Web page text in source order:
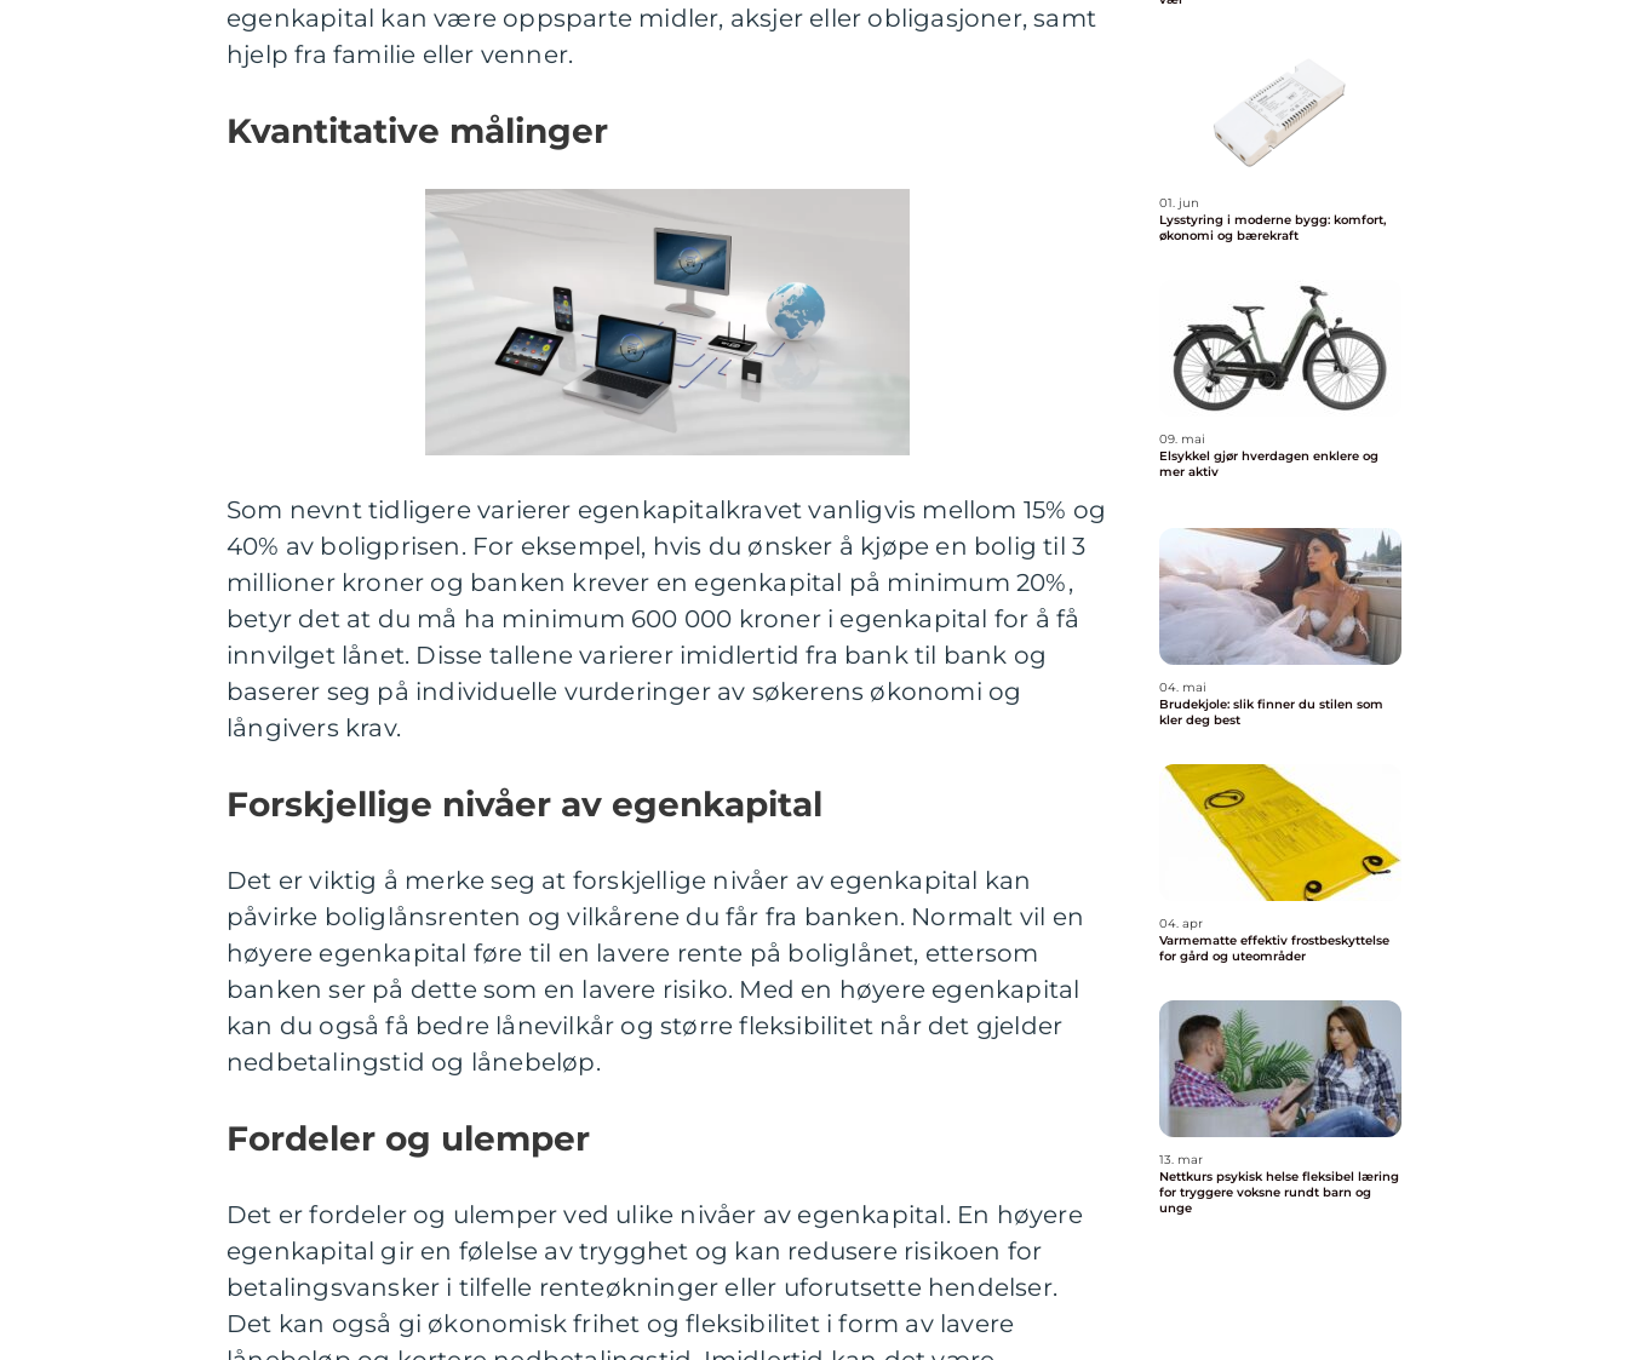
egenkapital kan være oppsparte midler, aksjer eller obligasjoner, samt
hjelp fra familie eller venner.
Kvantitative målinger
Som nevnt tidligere varierer egenkapitalkravet vanligvis mellom 15% og
40% av boligprisen. For eksempel, hvis du ønsker å kjøpe en bolig til 3
millioner kroner og banken krever en egenkapital på minimum 20%,
betyr det at du må ha minimum 600 000 kroner i egenkapital for å få
innvilget lånet. Disse tallene varierer imidlertid fra bank til bank og
baserer seg på individuelle vurderinger av søkerens økonomi og
långivers krav.
Forskjellige nivåer av egenkapital
Det er viktig å merke seg at forskjellige nivåer av egenkapital kan
påvirke boliglånsrenten og vilkårene du får fra banken. Normalt vil en
høyere egenkapital føre til en lavere rente på boliglånet, ettersom
banken ser på dette som en lavere risiko. Med en høyere egenkapital
kan du også få bedre lånevilkår og større fleksibilitet når det gjelder
nedbetalingstid og lånebeløp.
Fordeler og ulemper
Det er fordeler og ulemper ved ulike nivåer av egenkapital. En høyere
egenkapital gir en følelse av trygghet og kan redusere risikoen for
betalingsvansker i tilfelle renteøkninger eller uforutsette hendelser.
Det kan også gi økonomisk frihet og fleksibilitet i form av lavere
01. jun
Lysstyring i moderne bygg: komfort,
økonomi og bærekraft
09. mai
Elsykkel gjør hverdagen enklere og
mer aktiv
04. mai
Brudekjole: slik finner du stilen som
kler deg best
04. apr
Varmematte effektiv frostbeskyttelse
for gård og uteområder
13. mar
Nettkurs psykisk helse fleksibel læring
for tryggere voksne rundt barn og
unge